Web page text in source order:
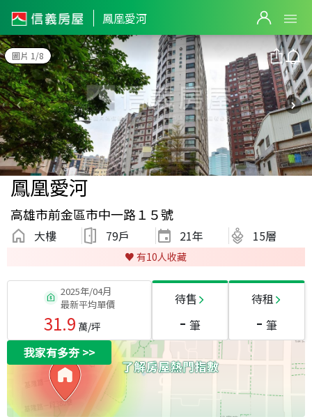
鳳凰愛河
圖片 1/8
鳳凰愛河
高雄市前金區市中一路１５號
大樓 79戶 21年 15層
♥️ 有10人收藏
2025年/04月
最新平均單價
31.9 萬/坪
待售
- 筆
待租
- 筆
我家有多夯>>